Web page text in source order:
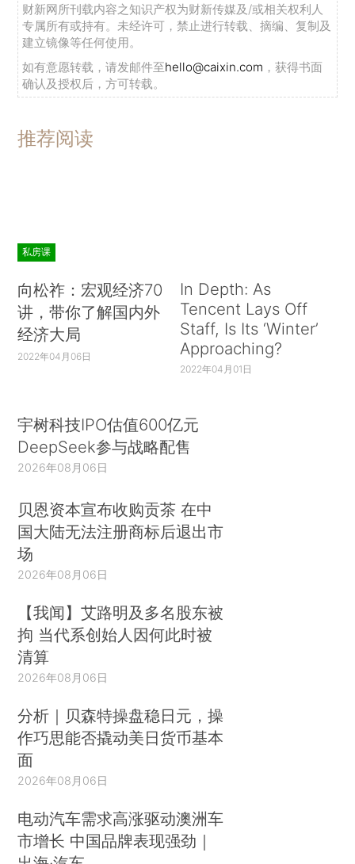
财新网所刊载内容之知识产权为财新传媒及/或相关权利人
专属所有或持有。未经许可，禁止进行转载、摘编、复制及
建立镜像等任何使用。
如有意愿转载，请发邮件至hello@caixin.com ，获得书面
确认及授权后，方可转载。
推荐阅读
私房课
向松祚：宏观经济70
讲，带你了解国内外
经济大局
2022年04月06日
In Depth: As
Tencent Lays Off
Staff, Is Its ‘Winter’
Approaching?
2022年04月01日
宇树科技IPO估值600亿元
DeepSeek参与战略配售
2026年08月06日
贝恩资本宣布收购贡茶 在中
国大陆无法注册商标后退出市
场
2026年08月06日
【我闻】艾路明及多名股东被
拘 当代系创始人因何此时被
清算
2026年08月06日
分析｜贝森特操盘稳日元，操
作巧思能否撬动美日货币基本
面
2026年08月06日
电动汽车需求高涨驱动澳洲车
市增长 中国品牌表现强劲｜